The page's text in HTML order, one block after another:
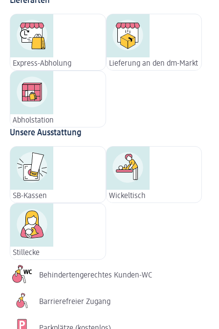
Express-Abholung Lieferung an den dm-Markt
Abholstation
Unsere Ausstattung
SB-Kassen Wickeltisch
Stillecke
Behindertengerechtes Kunden-WC
Barrierefreier Zugang